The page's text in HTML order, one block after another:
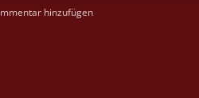
hinzufügen